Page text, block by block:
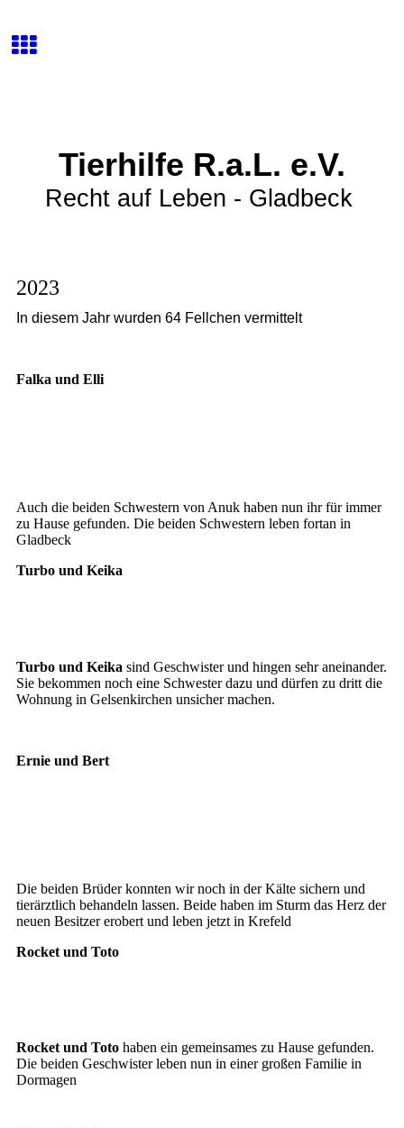
Tierhilfe R.a.L. e.V.
Recht auf Leben - Gladbeck
2023
In diesem Jahr wurden 64 Fellchen vermittelt
Falka und Elli
Auch die beiden Schwestern von Anuk haben nun ihr für immer
zu Hause gefunden. Die beiden Schwestern leben fortan in
Gladbeck
Turbo und Keika
Turbo und Keika sind Geschwister und hingen sehr aneinander.
Sie bekommen noch eine Schwester dazu und dürfen zu dritt die
Wohnung in Gelsenkirchen unsicher machen.
Ernie und Bert
Die beiden Brüder konnten wir noch in der Kälte sichern und
tierärztlich behandeln lassen. Beide haben im Sturm das Herz der
neuen Besitzer erobert und leben jetzt in Krefeld
Rocket und Toto
Rocket und Totohaben ein gemeinsames zu Hause gefunden.
Die beiden Geschwister leben nun in einer großen Familie in
Dormagen